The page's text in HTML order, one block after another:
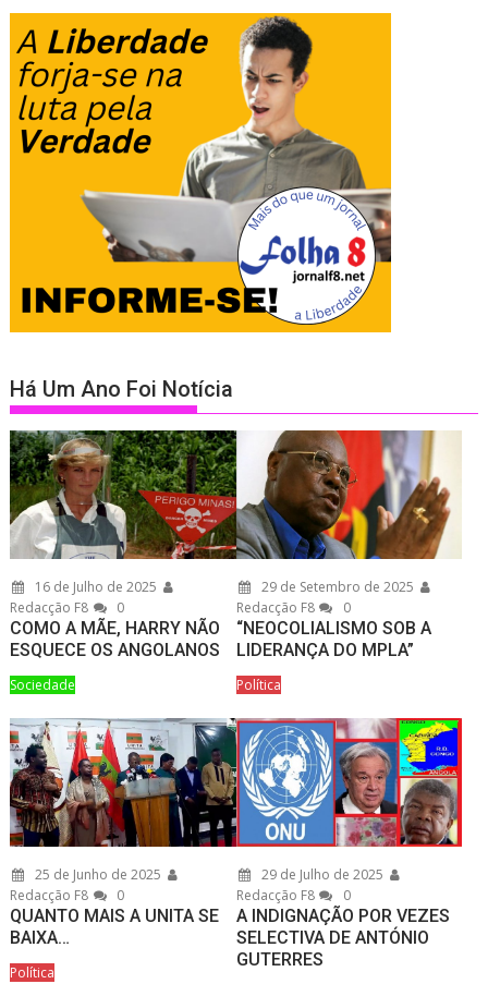
Há Um Ano Foi Notícia
16 de Julho de 2025
Redacção F8
0
COMO A MÃE, HARRY NÃO
ESQUECE OS ANGOLANOS
Sociedade
29 de Setembro de 2025
Redacção F8
0
“NEOCOLIALISMO SOB A
LIDERANÇA DO MPLA”
Política
25 de Junho de 2025
Redacção F8
0
QUANTO MAIS A UNITA SE
BAIXA…
Política
29 de Julho de 2025
Redacção F8
0
A INDIGNAÇÃO POR VEZES
SELECTIVA DE ANTÓNIO
GUTERRES